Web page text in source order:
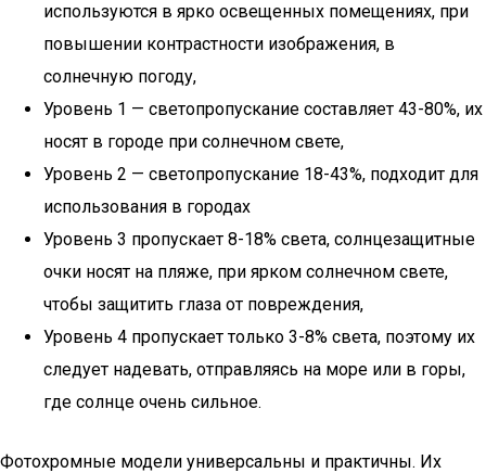
используются в ярко освещенных помещениях, при
повышении контрастности изображения, в
солнечную погоду,
Уровень 1 — светопропускание составляет 43-80%, их
носят в городе при солнечном свете,
Уровень 2 — светопропускание 18-43%, подходит для
использования в городах
Уровень 3 пропускает 8-18% света, солнцезащитные
очки носят на пляже, при ярком солнечном свете,
чтобы защитить глаза от повреждения,
Уровень 4 пропускает только 3-8% света, поэтому их
следует надевать, отправляясь на море или в горы,
где солнце очень сильное.
Фотохромные модели универсальны и практичны. Их